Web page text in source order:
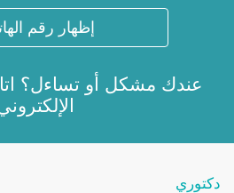
إظهار رقم
عندك مشكل أو تساءل؟
دكتوري